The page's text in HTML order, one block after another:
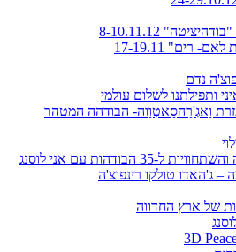
8-10.11.12
רים" 17-19.11
נדם
ותפילתנו לשלום עולמי
וָאגְ'רָהסַאטְוָוה- הבודהה המטהר
הבודהות עם אני לוסנג
ג'האדו טולקו רינפוצ'ה
של ארץ החדווה